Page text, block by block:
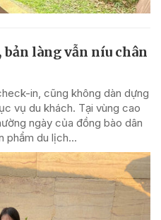
làng vẫn níu chân
in, cũng không dàn dựng
vụ du khách. Tại vùng cao
ngày của đồng bào dân
phẩm du lịch...